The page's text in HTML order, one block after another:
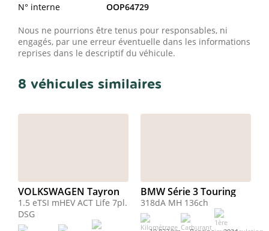
N° interne OOP64729
Nous ne pourrions être tenus pour responsables, ni
engagés, par une erreur éventuelle dans les informations
reprises dans le descriptif du véhicule.
8 véhicules similaires
VOLKSWAGEN Tayron
1.5 eTSI mHEV ACT Life 7pl.
DSG
BMW Série 3 Touring
318dA MH 136ch